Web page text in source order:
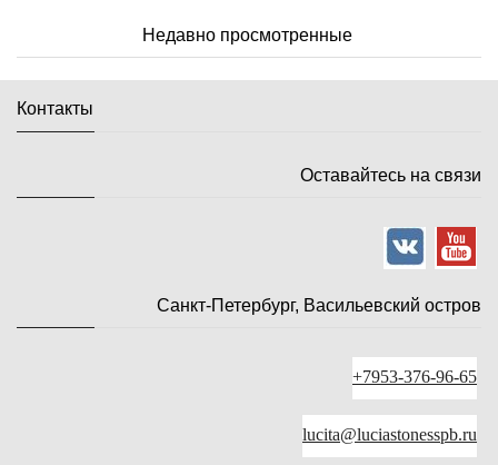
Недавно просмотренные
Контакты
Оставайтесь на связи
Санкт-Петербург, Васильевский остров
+7953-376-96-65
lucita@luciastonesspb.ru